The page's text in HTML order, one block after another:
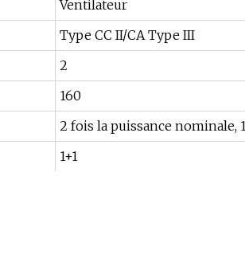
Ventilateur
Type CC II/CA Type III
2
160
2 fois la puissance nominale,
1+1